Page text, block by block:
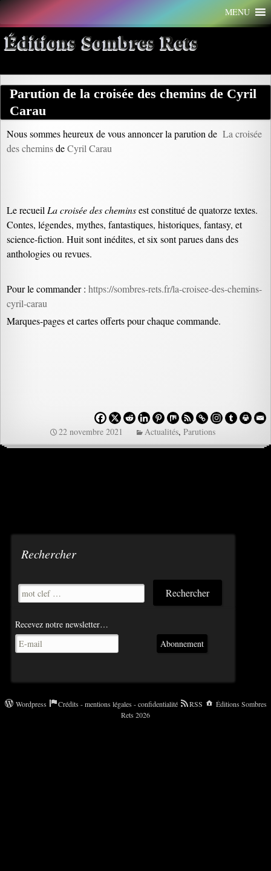
Aller
au
contenu
MENU
Éditions Sombres Rets
Parution de la croisée des chemins de Cyril
Carau
Nous sommes heureux de vous annoncer la parution de La croisée
des cheminsdeCyril Carau
Le recueil La croisée des cheminsest constitué de quatorze textes.
Contes, légendes, mythes, fantastiques, historiques, fantasy, et
science-fiction. Huit sont inédites, et six sont parues dans des
anthologies ou revues.
Pour le commander : https://sombres-rets.fr/la-croisee-des-chemins-
cyril-carau
Marques-pages et cartes offerts pour chaque commande.
22 novembre 2021 Actualités,Parutions
articles
Rechercher
Recevez notre newsletter…
Abonnement
Wordpress Crédits - mentions légales - confidentialité RSS
Éditions Sombres
Rets 2026